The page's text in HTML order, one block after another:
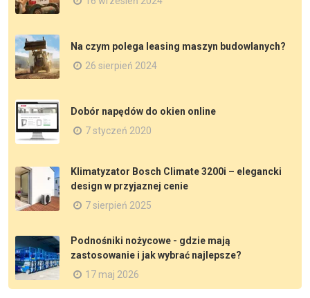
Na czym polega leasing maszyn budowlanych?
26 sierpień 2024
Dobór napędów do okien online
7 styczeń 2020
Klimatyzator Bosch Climate 3200i – elegancki
design w przyjaznej cenie
7 sierpień 2025
Podnośniki nożycowe - gdzie mają
zastosowanie i jak wybrać najlepsze?
17 maj 2026